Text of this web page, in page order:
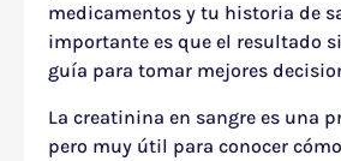
medicamentos y tu historia de
importante es que el resultado
guía para tomar mejores
La creatinina en sangre es una
pero muy útil para conocer